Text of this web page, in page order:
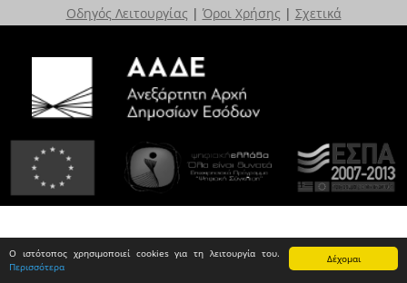
Δέχομαι
Ο ιστότοπος χρησιμοποιεί cookies για τη λειτουργία του.
Περισσότερα
Οδηγός Λειτουργίας | Όροι Χρήσης | Σχετικά